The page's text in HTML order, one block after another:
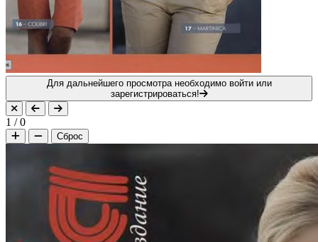
Для дальнейшего просмотра необходимо войти или
зарегистрироваться!
1 /0
Сброс